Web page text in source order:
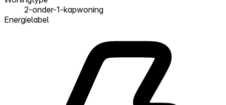
2-onder-1-kapwoning
Energielabel